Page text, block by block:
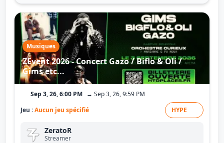
Musiques
ZEvent 2026 - Concert Gazo / Biflo & Oli /
Gims etc...
Sep 3, 26, 6:00 PM → Sep 3, 26, 9:59 PM
Jeu :Aucun jeu spécifié HYPE
ZeratoR
Streamer